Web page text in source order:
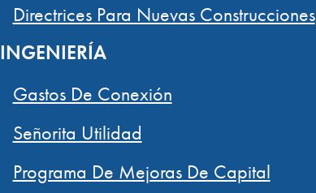
Directrices Para Nuevas Construcciones
INGENIERÍA
Gastos De Conexión
Señorita Utilidad
Programa De Mejoras De Capital